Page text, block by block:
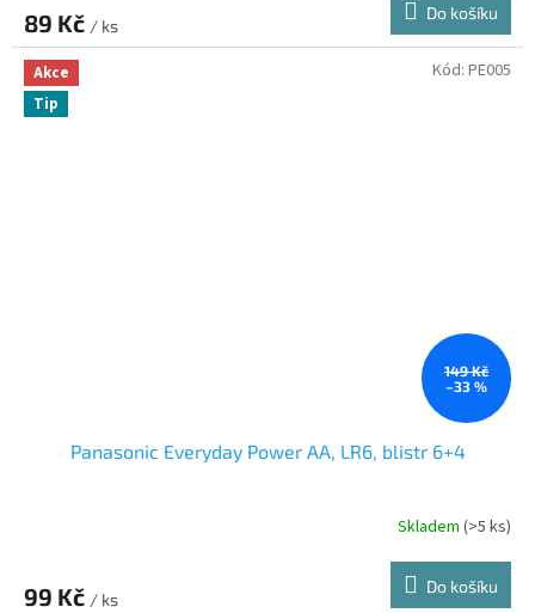
89 Kč / ks
Do košíku
Akce
Tip
149 Kč
–33 %
Panasonic Everyday Power AA, LR6, blistr 6+4
Skladem (>5 ks)
99 Kč / ks
Do košíku
Kód: PE005